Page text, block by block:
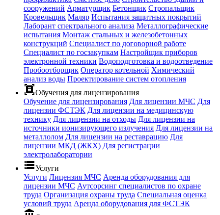
сооружений Арматурщик Бетонщик Стропальщик
Кровельщик Маляр Испытания защитных покрытий
Лаборант спектрального анализа Металлографические
испытания Монтаж стальных и железобетонных
конструкций Специалист по договорной работе
Специалист по госзакупкам Настройщик приборов
электронной техники Водоподготовка и водоотведение
Пробоотборщик Оператор котельной Химический
анализ воды Проектирование систем отопления
document_scannerОбучения для лицензирования
Обучение для лицензирования Для лицензии МЧС Для
лицензии ФСТЭК Для лицензии на медицинскую
технику Для лицензии на отходы Для лицензии на
источники ионизирующего излучения Для лицензии на
металлолом Для лицензии на реставрацию Для
лицензии МКД (ЖКХ) Для регистрации
электролаборатории
storageУслуги
Услуги Лицензия МЧС Аренда оборудования для
лицензии МЧС Аутсорсинг специалистов по охране
труда Организация охраны труда Специальная оценка
условий труда Аренда оборудования для ФСТЭК